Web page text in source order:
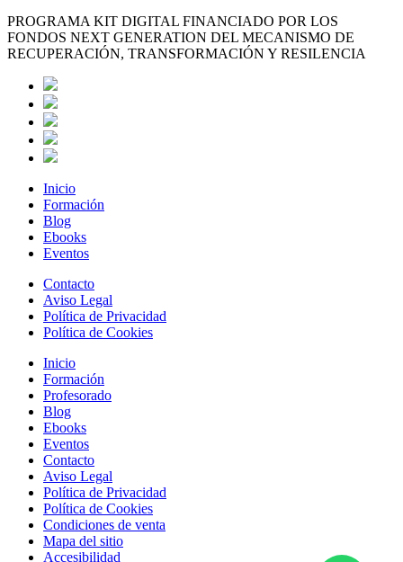
PROGRAMA KIT DIGITAL FINANCIADO POR LOS
FONDOS NEXT GENERATION DEL MECANISMO DE
RECUPERACIÓN, TRANSFORMACIÓN Y RESILENCIA
Inicio
Formación
Blog
Ebooks
Eventos
Contacto
Aviso Legal
Política de Privacidad
Política de Cookies
Inicio
Formación
Profesorado
Blog
Ebooks
Eventos
Contacto
Aviso Legal
Política de Privacidad
Política de Cookies
Condiciones de venta
Mapa del sitio
Accesibilidad